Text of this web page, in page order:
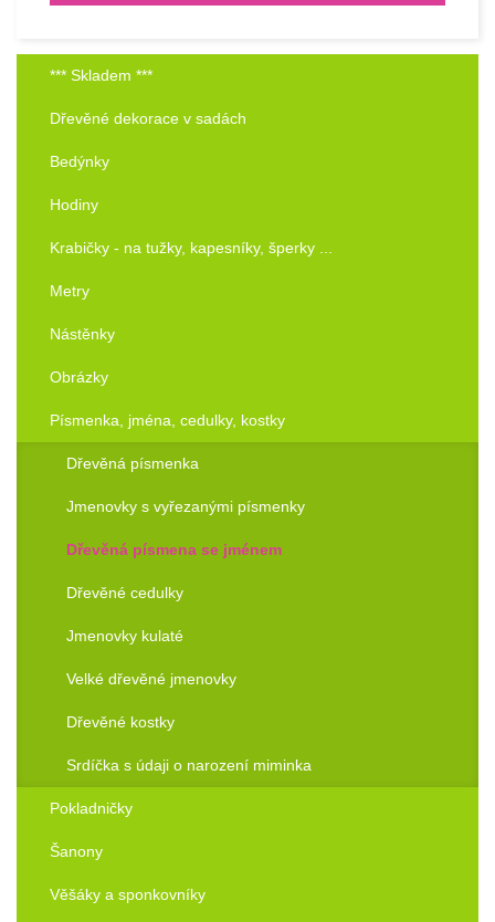
*** Skladem ***
Dřevěné dekorace v sadách
Bedýnky
Hodiny
Krabičky - na tužky, kapesníky, šperky ...
Metry
Nástěnky
Obrázky
Písmenka, jména, cedulky, kostky
Dřevěná písmenka
Jmenovky s vyřezanými písmenky
Dřevěná písmena se jménem
Dřevěné cedulky
Jmenovky kulaté
Velké dřevěné jmenovky
Dřevěné kostky
Srdíčka s údaji o narození miminka
Pokladničky
Šanony
Věšáky a sponkovníky